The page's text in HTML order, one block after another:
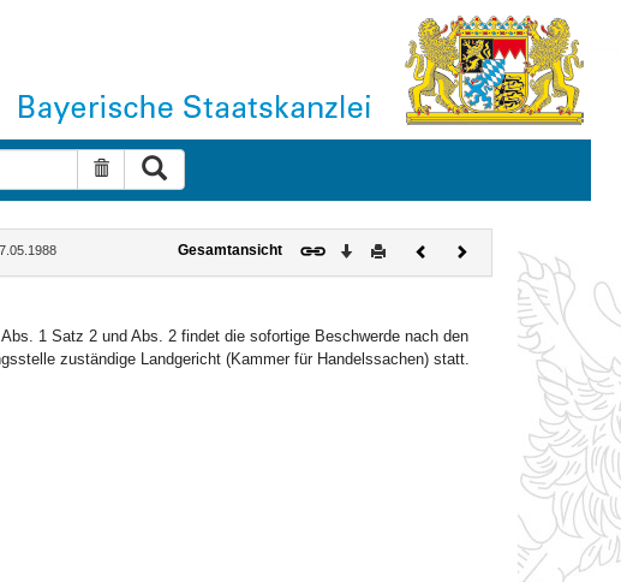
Suche zurücksetzen
Gesamtansicht Download
DruckenVorherigesNächstes
Dokument
1 Satz 2 und Abs. 2 findet die sofortige Beschwerde nach den
zuständige Landgericht (Kammer für Handelssachen) statt.